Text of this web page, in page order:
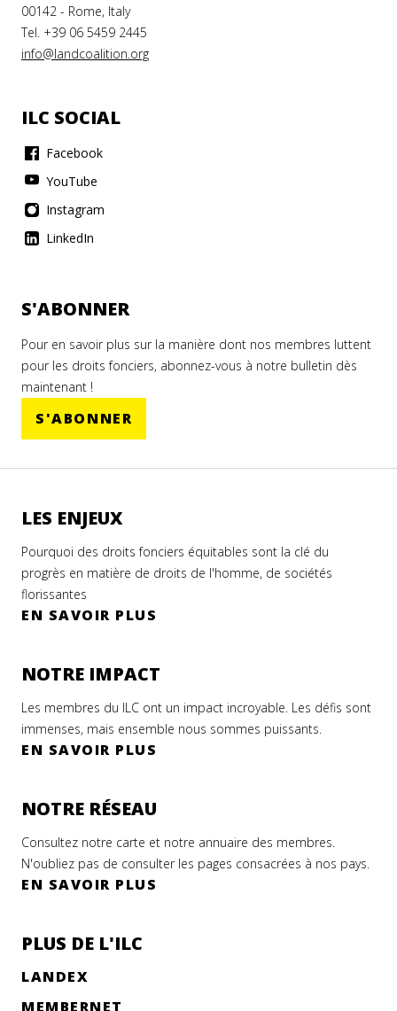
00142 - Rome, Italy
Tel. +39 06 5459 2445
info@landcoalition.org
ILC SOCIAL
Facebook
YouTube
Instagram
LinkedIn
S'ABONNER
Pour en savoir plus sur la manière dont nos membres luttent
pour les droits fonciers, abonnez-vous à notre bulletin dès
maintenant !
S'ABONNER
LES ENJEUX
Pourquoi des droits fonciers équitables sont la clé du
progrès en matière de droits de l'homme, de sociétés
florissantes
EN SAVOIR PLUS
NOTRE IMPACT
Les membres du ILC ont un impact incroyable. Les défis sont
immenses, mais ensemble nous sommes puissants.
EN SAVOIR PLUS
NOTRE RÉSEAU
Consultez notre carte et notre annuaire des membres.
N'oubliez pas de consulter les pages consacrées à nos pays.
EN SAVOIR PLUS
PLUS DE L'ILC
LANDEX
MEMBERNET